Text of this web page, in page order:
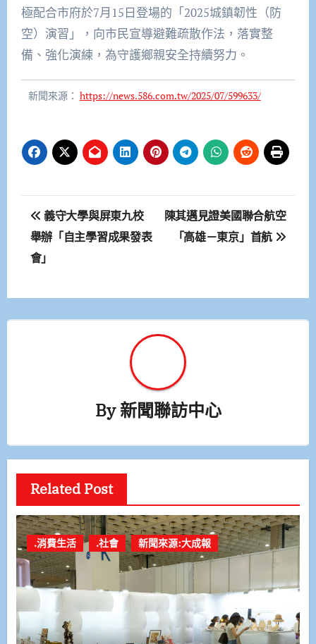
極配合市府於7月15日登場的「2025城鎮韌性（防
空）演習」，向市民宣導避難疏散作法，落實整
備、強化演練，為守護鄉親安全持續努力。
新聞來源： https://news.586.com.tw/2025/07/599633/
文
章
導
覽
義守大學與屏東九校
舉辦「自主學習成果發表
會」
陳其邁見證美國聯合航空
「高雄－東京」首航
By新聞聯訪中心
Related Post
.消費生活 .社會 新聞來源:大成報